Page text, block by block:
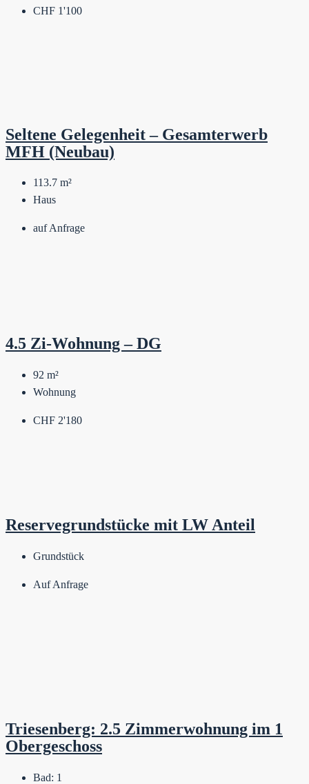
CHF 1'100
Seltene Gelegenheit – Gesamterwerb
MFH (Neubau)
113.7 m²
Haus
auf Anfrage
4.5 Zi-Wohnung – DG
92 m²
Wohnung
CHF 2'180
Reservegrundstücke mit LW Anteil
Grundstück
Auf Anfrage
Triesenberg: 2.5 Zimmerwohnung im 1
Obergeschoss
Bad: 1